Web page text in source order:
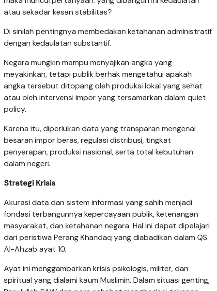
atau sekadar kesan stabilitas?
Di sinilah pentingnya membedakan ketahanan administratif
dengan kedaulatan substantif.
Negara mungkin mampu menyajikan angka yang
meyakinkan, tetapi publik berhak mengetahui apakah
angka tersebut ditopang oleh produksi lokal yang sehat
atau oleh intervensi impor yang tersamarkan dalam quiet
policy.
Karena itu, diperlukan data yang transparan mengenai
besaran impor beras, regulasi distribusi, tingkat
penyerapan, produksi nasional, serta total kebutuhan
dalam negeri.
Strategi Krisis
Akurasi data dan sistem informasi yang sahih menjadi
fondasi terbangunnya kepercayaan publik, ketenangan
masyarakat, dan ketahanan negara. Hal ini dapat dipelajari
dari peristiwa Perang Khandaq yang diabadikan dalam QS.
Al-Ahzab ayat 10.
Ayat ini menggambarkan krisis psikologis, militer, dan
spiritual yang dialami kaum Muslimin. Dalam situasi genting,